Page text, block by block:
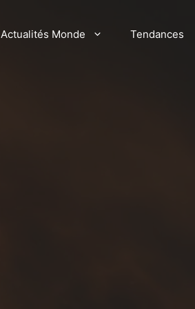
Actualités Monde Tendances